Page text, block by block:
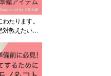
たります。
対教えたい！